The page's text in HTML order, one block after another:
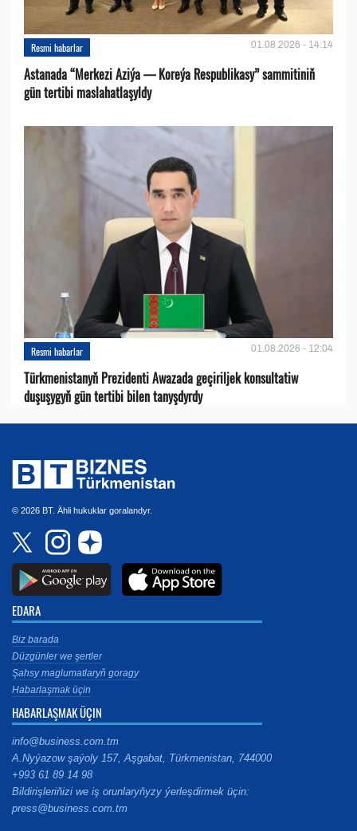
Resmi habarlar 01.08.2026 - 14:14
Astanada “Merkezi Aziýa — Koreýa Respublikasy” sammitiniň
gün tertibi maslahatlaşyldy
Resmi habarlar 01.08.2026 - 12:04
Türkmenistanyň Prezidenti Awazada geçiriljek konsultatiw
duşuşygyň gün tertibi bilen tanyşdyrdy
© 2026 BT. Ähli hukuklar goralandyr.
EDARA
Biz barada
Düzgünler we şertler
Şahsy maglumatlaryň goragy
Habarlaşmak üçin
HABARLAŞMAK ÜÇIN
info@business.com.tm
A.Nyýazow şaýoly 157, Aşgabat, Türkmenistan, 744000
+993 61 89 14 98
Bildirişleriňizi we iş orunlaryňyzy ýerleşdirmek üçin:
press@business.com.tm